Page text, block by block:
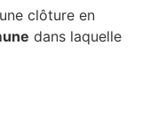
clôture en
dans laquelle